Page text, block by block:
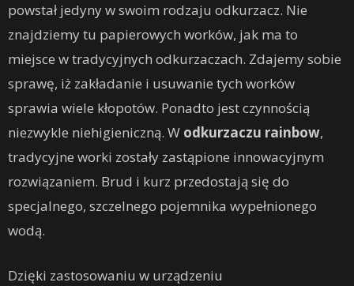
powstał jedyny w swoim rodzaju odkurzacz. Nie
znajdziemy tu papierowych worków, jak ma to
miejsce w tradycyjnych odkurzaczach. Zdajemy sobie
sprawę, iż zakładanie i usuwanie tych worków
sprawia wiele kłopotów. Ponadto jest czynnością
niezwykle niehigieniczną. W odkurzaczu rainbow,
tradycyjne worki zostały zastąpione innowacyjnym
rozwiązaniem. Brud i kurz przedostają się do
specjalnego, szczelnego pojemnika wypełnionego
wodą.
Dzięki zastosowaniu w urządzeniu